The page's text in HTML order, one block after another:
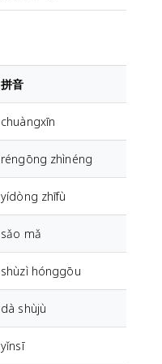
拼音
chuàngxīn
réngōng zhìnéng
yídòng zhīfù
sǎo mǎ
shùzì hónggōu
dà shùjù
yǐnsī